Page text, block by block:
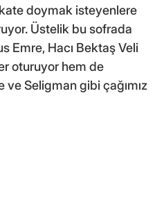
doymak isteyenlere
Üstelik bu sofrada
Emre, Hacı Bektaş Veli
oturuyor hem de
ve Seligman gibi çağımız